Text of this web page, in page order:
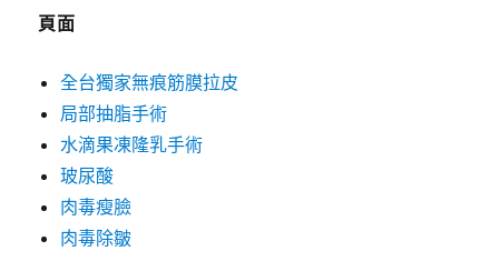
頁面
全台獨家無痕筋膜拉皮
局部抽脂手術
水滴果凍隆乳手術
玻尿酸
肉毒瘦臉
肉毒除皺